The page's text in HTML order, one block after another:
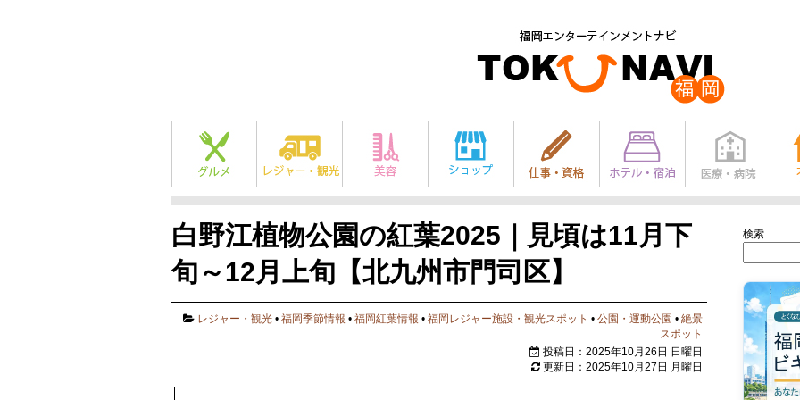
白野江植物公園の紅葉2025｜見頃は11月下
旬～12月上旬【北九州市門司区】
レジャー・観光 • 福岡季節情報 • 福岡紅葉情報 • 福岡レジャー施設・観光スポット • 公園・運動公園 • 絶景
スポット
投稿日：2025年10月26日 日曜日
更新日：2025年10月27日 月曜日
検索